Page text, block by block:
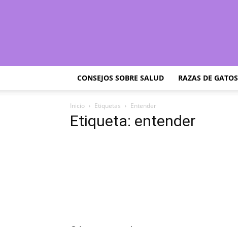
CONSEJOS SOBRE SALUD RAZAS DE GATOS
Inicio Etiquetas Entender
Etiqueta: entender